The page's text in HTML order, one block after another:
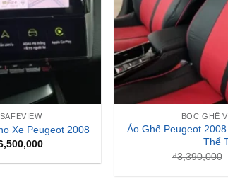
Xe Peugeot 2008
Giá
tại
BỌC GHẾ
Áo Ghế Peugeot
Thể
₫3,390,000